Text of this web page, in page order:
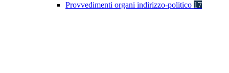
Provvedimenti organi indirizzo-politico 17